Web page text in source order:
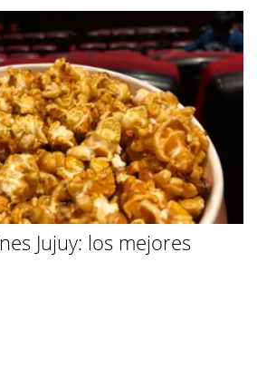
Jujuy: los mejores